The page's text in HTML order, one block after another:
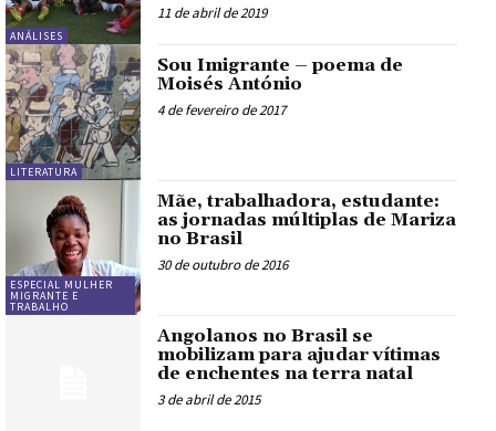
ANÁLISES
11 de abril de 2019
LITERATURA
Sou Imigrante – poema de
Moisés António
4 de fevereiro de 2017
ESPECIAL MULHER
MIGRANTE E
TRABALHO
Mãe, trabalhadora, estudante:
as jornadas múltiplas de Mariza
no Brasil
30 de outubro de 2016
Angolanos no Brasil se
mobilizam para ajudar vítimas
de enchentes na terra natal
3 de abril de 2015